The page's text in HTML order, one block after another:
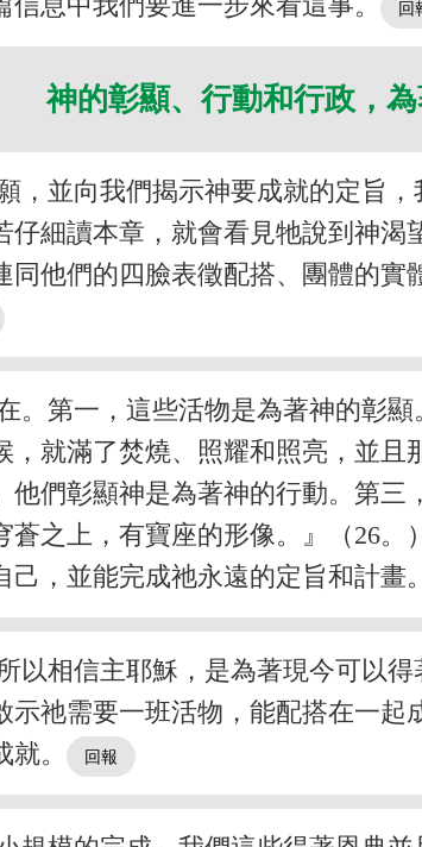
神的彰顯、行動和行政，
，並向我們揭示神要成就的定旨
細讀本章，就會看見牠說到神渴
他們的四臉表徵配搭、團體的
。第一，這些活物是為著神的彰
就滿了焚燒、照耀和照亮，並
們彰顯神是為著神的行動。第三
蒼之上，有寶座的形像。』（26
，並能完成祂永遠的定旨和計畫。
以相信主耶穌，是為著現今可以
祂需要一班活物，能配搭在一
。